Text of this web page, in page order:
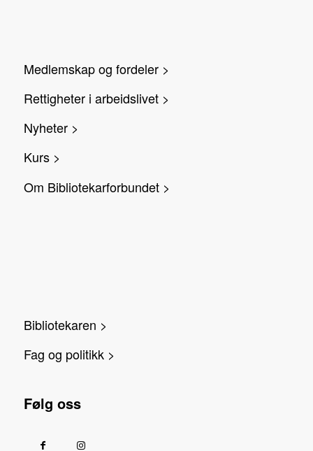
Medlemskap og fordeler >
Rettigheter i arbeidslivet >
Nyheter >
Kurs >
Om Bibliotekarforbundet >
Bibliotekaren >
Fag og politikk >
Følg oss